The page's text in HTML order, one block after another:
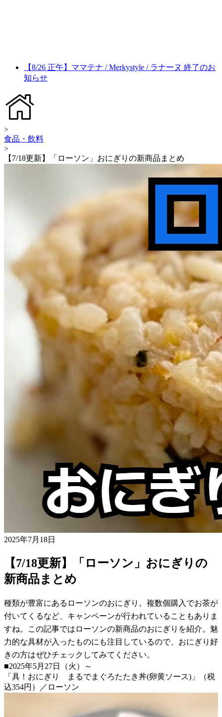
【8/26 正午】ママテナ / Merkystyle / ラナーヌ 終了のお
知らせ
>
食品・飲料
>
【7/18更新】「ローソン」おにぎりの新商品まとめ
2025年7月18日
【7/18更新】「ローソン」おにぎりの
新商品まとめ
種類が豊富にあるローソンのおにぎり。複数個購入でお茶が
付いてくるなど、キャンペーンが行われていることもありま
すね。この記事ではローソンの新商品のおにぎりを紹介。魅
力的な具材が入ったものにも注目しているので、おにぎり好
きの方はぜひチェックしてみてください。
■2025年5月27日（火）～
「具！おにぎり まるでまぐろたたき丼(卵黄ソース)」（税
込354円）／ローソン